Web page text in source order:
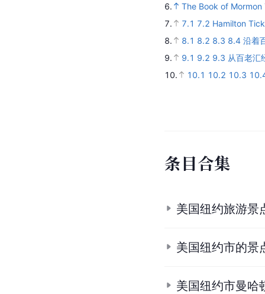
6.
The Book of Mormon
7.
7.1 7.2 Hamilton
8.
8.1 8.2 8.3 8.4 沿着
9.
9.1 9.2 9.3 从百老汇
10.
10.1 10.2 10.3
条目合集
美国纽约旅游景
美国纽约市的景
美国纽约市曼哈